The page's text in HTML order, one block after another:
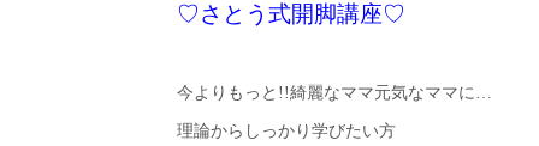
♡さとう式開脚講座♡
今よりもっと!!綺麗なママ元気なママに…
理論からしっかり学びたい方